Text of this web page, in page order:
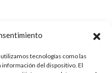
tecnologías como las
información del dispositivo. El